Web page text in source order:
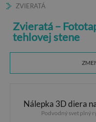
ZVIERATÁ
Zvieratá –
tehlovej stene
Nálepka 3D diera
Podvodný svet plný